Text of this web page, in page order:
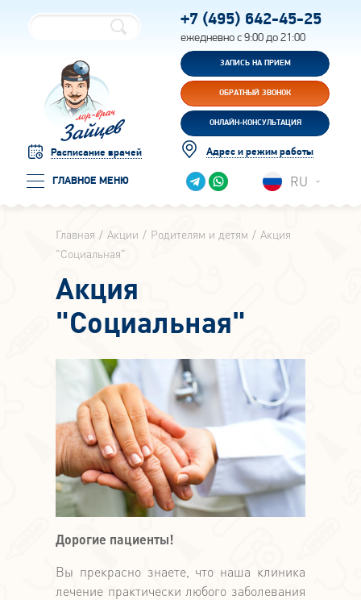
Расписание врачей
ГЛАВНОЕ МЕНЮ
+7 (495) 642-45-25
ежедневно с 9:00 до 21:00
ЗАПИСЬ НА ПРИЕМ
ОБРАТНЫЙ ЗВОНОК
ОНЛАЙН-КОНСУЛЬТАЦИЯ
Адрес и режим работы
RU
Главная Акции Родителям и детям
Акция
"Социальная"
Акция
"Социальная"
Дорогие пациенты!
Вы прекрасно знаете, что наша клиника
лечение практически любого заболевания